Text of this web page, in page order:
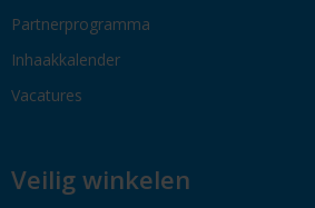
Partnerprogramma
Inhaakkalender
Vacatures
Veilig winkelen